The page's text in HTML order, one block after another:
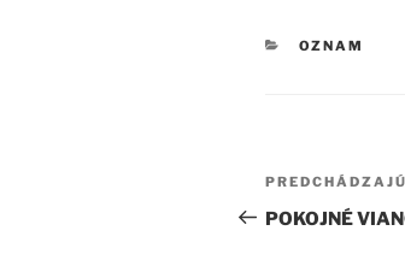
KATEGÓRIE
OZNAM
Navigácia
v
článok
POKOJNÉ